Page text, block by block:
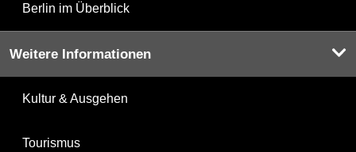
Berlin im Überblick
Weitere Informationen
Kultur & Ausgehen
Tourismus